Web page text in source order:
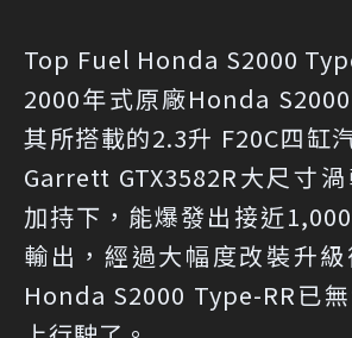
Top Fuel Honda S2000
2000年式原廠Honda
其所搭載的2.3升 F20C四缸
Garrett GTX3582R大尺寸
加持下，能爆發出接近
輸出，經過大幅度改裝升
Honda S2000 Type-RR已